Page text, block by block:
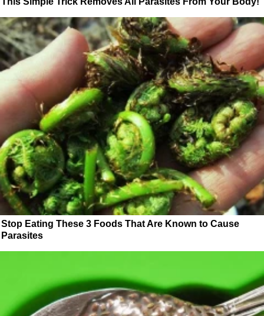
Stop Eating These 3 Foods That Are Known to Cause
Parasites